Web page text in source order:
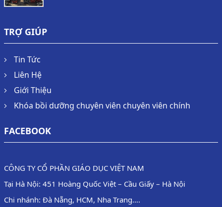
TRỢ GIÚP
Tin Tức
Liên Hệ
Giới Thiệu
Khóa bồi dưỡng chuyên viên chuyên viên chính
FACEBOOK
CÔNG TY CỔ PHẦN GIÁO DỤC VIỆT NAM
Tại Hà Nội: 451 Hoàng Quốc Việt – Cầu Giấy – Hà Nội
Chi nhánh: Đà Nẵng, HCM, Nha Trang….